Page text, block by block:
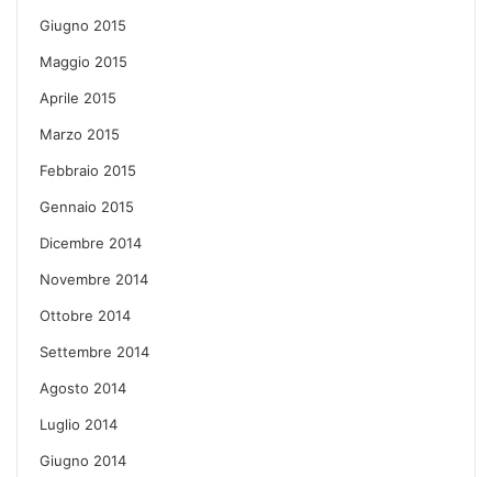
Giugno 2015
Maggio 2015
Aprile 2015
Marzo 2015
Febbraio 2015
Gennaio 2015
Dicembre 2014
Novembre 2014
Ottobre 2014
Settembre 2014
Agosto 2014
Luglio 2014
Giugno 2014